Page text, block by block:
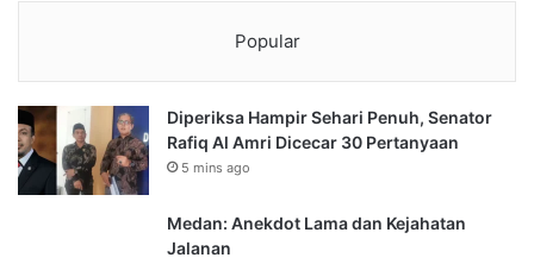
Popular
Diperiksa Hampir Sehari Penuh, Senator
Rafiq Al Amri Dicecar 30 Pertanyaan
5 mins ago
Medan: Anekdot Lama dan Kejahatan
Jalanan